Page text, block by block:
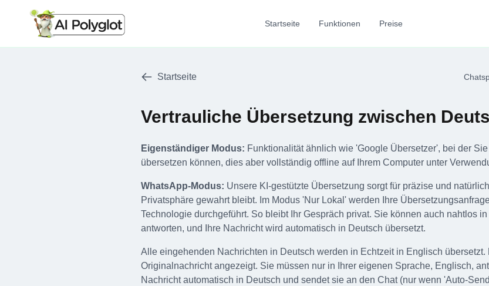
Startseite Funktionen Preise
Startseite
Vertrauliche Übersetzung zwischen
Eigenständiger Modus: Funktionalität ähnlich wie 'Google Übersetzer', bei der
übersetzen können, dies aber vollständig offline auf Ihrem Computer unter
WhatsApp-Modus: Unsere KI-gestützte Übersetzung sorgt für präzise und
Privatsphäre gewahrt bleibt. Im Modus 'Nur Lokal' werden Ihre
Technologie durchgeführt. So bleibt Ihr Gespräch privat. Sie können auch nahtlos
antworten, und Ihre Nachricht wird automatisch in Deutsch übersetzt.
Alle eingehenden Nachrichten in Deutsch werden in Echtzeit in Englisch
Originalnachricht angezeigt. Sie müssen nur in Ihrer eigenen Sprache, Englisch,
Nachricht automatisch in Deutsch und sendet sie an den Chat (nur wenn 'Auto-